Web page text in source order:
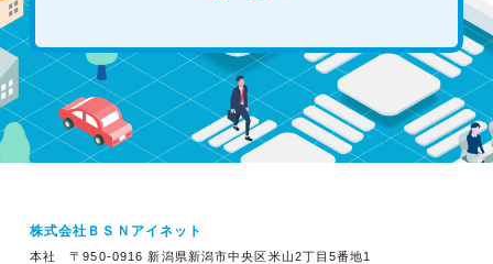
株式会社ＢＳＮアイネット
本社 〒950-0916 新潟県新潟市中央区米山2丁目5番地1